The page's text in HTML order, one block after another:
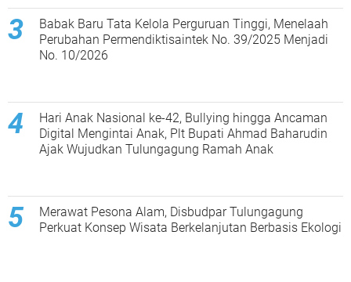
Babak Baru Tata Kelola Perguruan Tinggi, Menelaah
Perubahan Permendiktisaintek No. 39/2025 Menjadi
No. 10/2026
Hari Anak Nasional ke-42, Bullying hingga Ancaman
Digital Mengintai Anak, Plt Bupati Ahmad Baharudin
Ajak Wujudkan Tulungagung Ramah Anak
Merawat Pesona Alam, Disbudpar Tulungagung
Perkuat Konsep Wisata Berkelanjutan Berbasis Ekologi